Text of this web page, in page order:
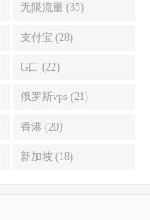
无限流量 (35)
支付宝 (28)
G口 (22)
俄罗斯vps (21)
香港 (20)
新加坡 (18)